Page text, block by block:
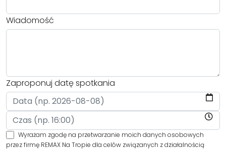
Wiadomość
Zaproponuj datę spotkania
Wyrażam zgodę na przetwarzanie moich danych osobowych
przez firmę REMAX Na Tropie dla celów związanych z działalnością